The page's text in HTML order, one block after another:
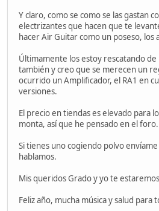
Y claro, como se como se las gastan
electrizantes que hacen que te
hacer Air Guitar como un poseso, los
Últimamente los estoy rescatando de
también y creo que se merecen un
ocurrido un Amplificador, el RA1 en
versiones.
El precio en tiendas es elevado para
monta, así que he pensado en el
Si tienes uno cogiendo polvo
hablamos.
Mis queridos Grado y yo te
Feliz año, mucha música y salud para